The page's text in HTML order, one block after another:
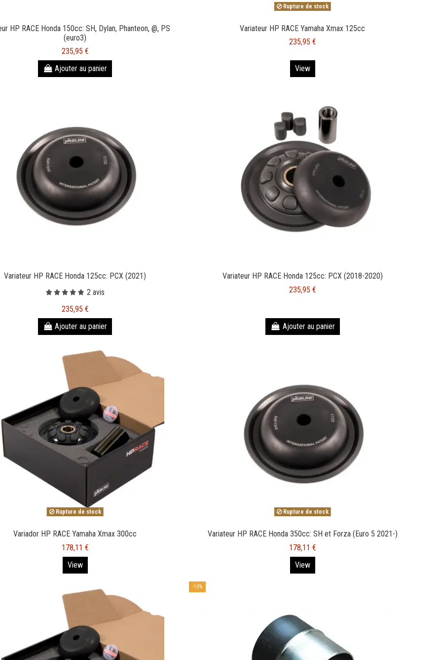
HP RACE Honda 150cc: SH, Dylan, Phanteon, @, PS
(euro3)
235,95 €
Ajouter au panier
Rupture de stock
Variateur HP RACE Yamaha Xmax 125cc
235,95 €
View
Variateur HP RACE Honda 125cc: PCX (2021)
2 avis
235,95 €
Ajouter au panier
Variateur HP RACE Honda 125cc: PCX (2018-2020)
235,95 €
Ajouter au panier
Rupture de stock
Variador HP RACE Yamaha Xmax 300cc
178,11 €
View
Rupture de stock
Variateur HP RACE Honda 350cc: SH et Forza (Euro 5 2021-)
178,11 €
View
-10%